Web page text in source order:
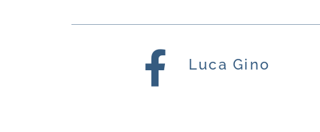
Luca Gino